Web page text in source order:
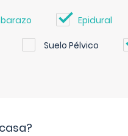
Epidural
Suelo Pélvico